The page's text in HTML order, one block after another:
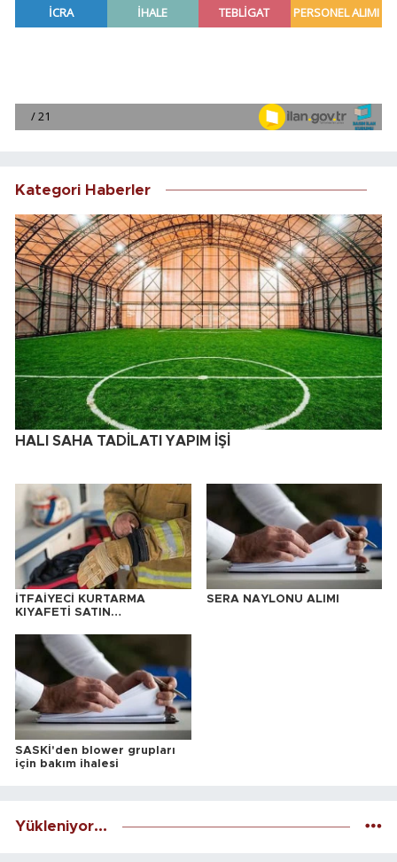
Kategori Haberler
HALI SAHA TADİLATI YAPIM İŞİ
İTFAİYECİ KURTARMA
KIYAFETİ SATIN
SERA NAYLONU ALIMI
SASKİ'den blower grupları
için bakım ihalesi
Yükleniyor...